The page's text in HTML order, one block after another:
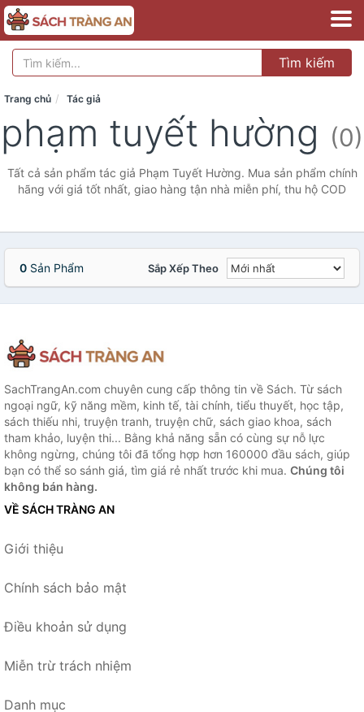
Tìm kiếm
Trang chủ Tác giả
phạm tuyết hường (0)
Tất cả sản phẩm tác giả Phạm Tuyết Hường. Mua sản phẩm chính
hãng với giá tốt nhất, giao hàng tận nhà miễn phí, thu hộ COD
0 Sản Phẩm Sắp Xếp Theo
SachTrangAn.com chuyên cung cấp thông tin về Sách. Từ sách
ngoại ngữ, kỹ năng mềm, kinh tế, tài chính, tiểu thuyết, học tập,
sách thiếu nhi, truyện tranh, truyện chữ, sách giao khoa, sách
tham khảo, luyện thi... Bằng khả năng sẵn có cùng sự nỗ lực
không ngừng, chúng tôi đã tổng hợp hơn 160000 đầu sách, giúp
bạn có thể so sánh giá, tìm giá rẻ nhất trước khi mua. Chúng tôi
không bán hàng.
VỀ SÁCH TRÀNG AN
Giới thiệu
Chính sách bảo mật
Điều khoản sử dụng
Miễn trừ trách nhiệm
Danh mục